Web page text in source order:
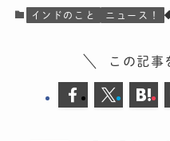
インドのこと ニュース！
この記事